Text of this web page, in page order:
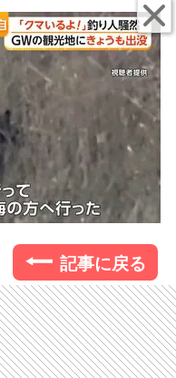
記事に戻る